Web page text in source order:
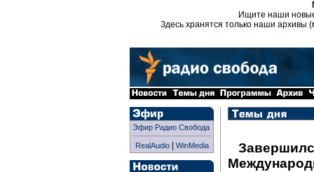
Ищите наши
Здесь хранятся только наши архивы
Эфир Радио Свобода
RealAudio| WinMedia